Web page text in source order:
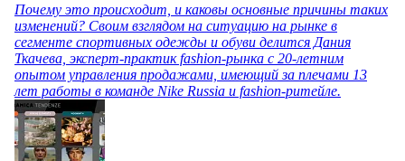
Почему это происходит, и каковы основные причины таких
изменений? Своим взглядом на ситуацию на рынке в
сегменте спортивных одежды и обуви делится Дания
Ткачева, эксперт-практик fashion-рынка с 20-летним
опытом управления продажами, имеющий за плечами 13
лет работы в команде Nike Russia и fashion-ритейле.